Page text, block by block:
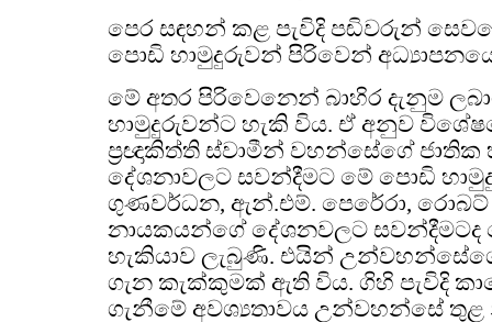
පෙර සඳහන් කළ පැවිදි පඬිවරුන්
පොඩි හාමුදුරුවන් පිරිවෙන්
මේ අතර පිරිවෙනෙන් බාහිර දැනුම
හාමුදුරුවන්ට හැකි විය. ඒ අනුව
ප්‍රඥාකිත්ති ස්වාමීන් වහන්සේගේ
දේශනාවලට සවන්දීමට මේ පොඩි
ගුණවර්ධන, ඇන්.එම්. පෙරේරා,
නායකයන්ගේ දේශනවලට
හැකියාව ලැබුණි. එයින්
ගැන කැක්කුමක් ඇති විය. ගිහි පැවිදි
ගැනීමේ අවශ්‍යතාවය උන්වහන්සේ